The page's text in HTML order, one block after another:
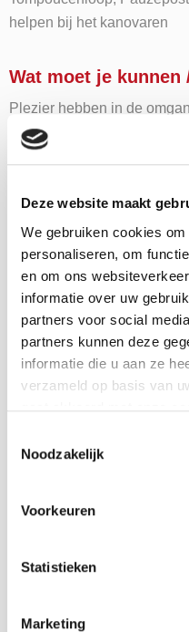
Deze website maakt
We gebruiken cookies
personaliseren, om
en om ons
informatie over uw
partners voor social
partners kunnen deze
informatie die u aan ze
verzameld op basis van
Noodzakelijk
Voorkeuren
Statistieken
Marketing
helpen bij het kanovaren
Wat moet je kunnen
Plezier hebben in de
feestje bouwen Tegen
Behulpzaam zijn
Wil je
stage
" geeft vereiste
Wachtwoord *
jouw school
Voornaam